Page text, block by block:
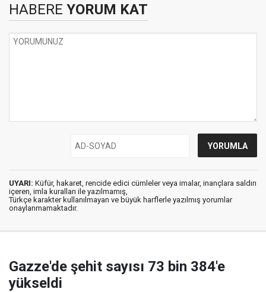
HABERE YORUM KAT
UYARI: Küfür, hakaret, rencide edici cümleler veya imalar, inançlara saldırı
içeren, imla kuralları ile yazılmamış,
Türkçe karakter kullanılmayan ve büyük harflerle yazılmış yorumlar
onaylanmamaktadır.
Gazze'de şehit sayısı 73 bin 384'e
yükseldi